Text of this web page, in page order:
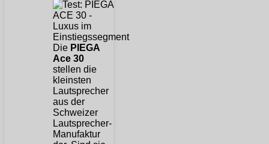
Die PIEGA
Ace 30
stellen die
kleinsten
Lautsprecher
aus der
Schweizer
Lautsprecher-
Manufaktur